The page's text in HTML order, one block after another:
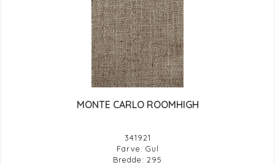
MONTE CARLO ROOMHIGH
341921
Farve: Gul
Bredde: 295